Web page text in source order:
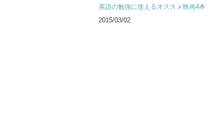
英語の勉強に使えるオススメ映画4本
2015/03/02